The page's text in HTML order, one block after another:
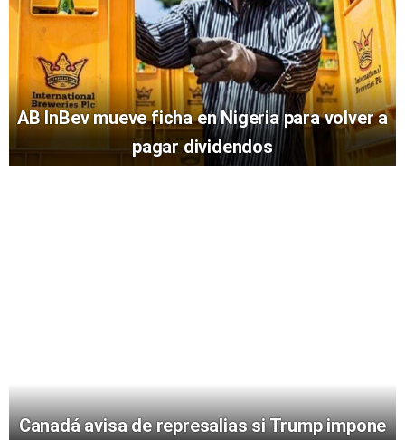
AB InBev mueve ficha en Nigeria para volver a
pagar dividendos
Canadá avisa de represalias si Trump impone